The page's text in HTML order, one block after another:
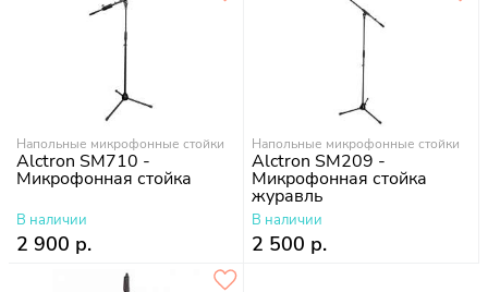
Напольные микрофонные стойки
Alctron SM710 -
Микрофонная стойка
В наличии
2 900 р.
Напольные микрофонные стойки
Alctron SM209 -
Микрофонная стойка
журавль
В наличии
2 500 р.